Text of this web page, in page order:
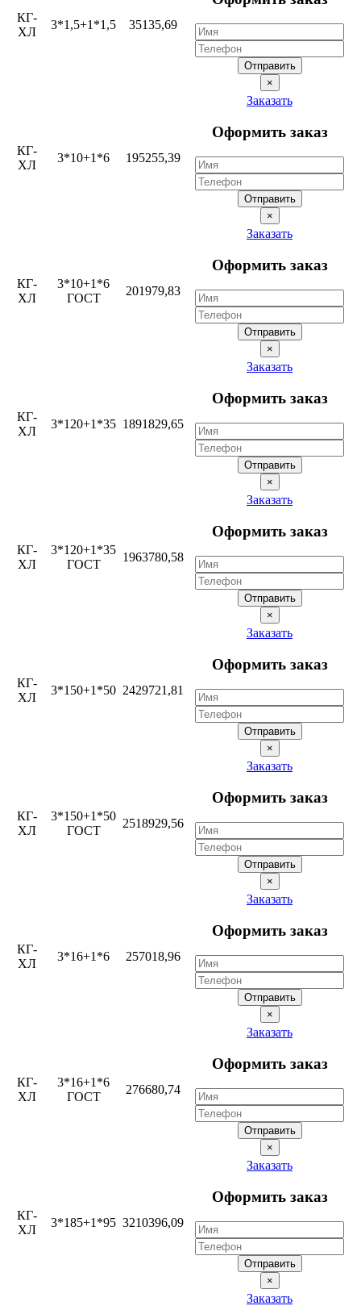
КГ-
ХЛ
3*1,5+1*1,5 35135,69
Отправить
×
КГ-
ХЛ
3*10+1*6 195255,39
Заказать
Оформить заказ
Отправить
×
КГ-
ХЛ
3*10+1*6
ГОСТ
201979,83
Заказать
Оформить заказ
Отправить
×
КГ-
ХЛ
3*120+1*35 1891829,65
Заказать
Оформить заказ
Отправить
×
КГ-
ХЛ
3*120+1*35
ГОСТ
1963780,58
Заказать
Оформить заказ
Отправить
×
КГ-
ХЛ
3*150+1*50 2429721,81
Заказать
Оформить заказ
Отправить
×
КГ-
ХЛ
3*150+1*50
ГОСТ
2518929,56
Заказать
Оформить заказ
Отправить
×
КГ-
ХЛ
3*16+1*6 257018,96
Заказать
Оформить заказ
Отправить
×
КГ-
ХЛ
3*16+1*6
ГОСТ
276680,74
Заказать
Оформить заказ
Отправить
×
КГ-
ХЛ
3*185+1*95 3210396,09
Заказать
Оформить заказ
Отправить
×
Заказать